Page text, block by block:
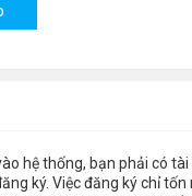
hệ thống, bạn phải có tài
ký. Việc đăng ký chỉ